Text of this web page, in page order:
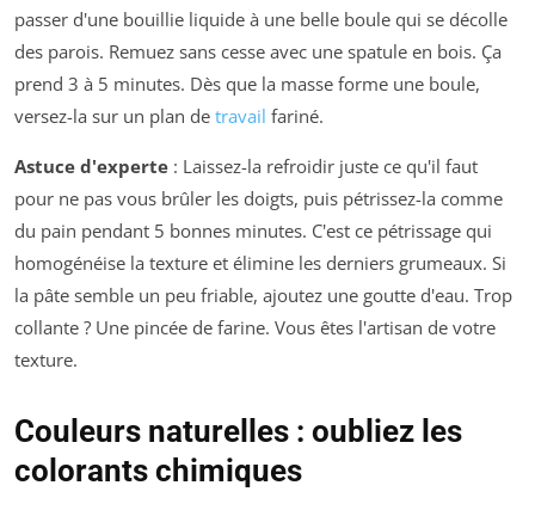
passer d'une bouillie liquide à une belle boule qui se décolle
des parois. Remuez sans cesse avec une spatule en bois. Ça
prend 3 à 5 minutes. Dès que la masse forme une boule,
versez-la sur un plan de travail fariné.
Astuce d'experte : Laissez-la refroidir juste ce qu'il faut
pour ne pas vous brûler les doigts, puis pétrissez-la comme
du pain pendant 5 bonnes minutes. C'est ce pétrissage qui
homogénéise la texture et élimine les derniers grumeaux. Si
la pâte semble un peu friable, ajoutez une goutte d'eau. Trop
collante ? Une pincée de farine. Vous êtes l'artisan de votre
texture.
Couleurs naturelles : oubliez les
colorants chimiques